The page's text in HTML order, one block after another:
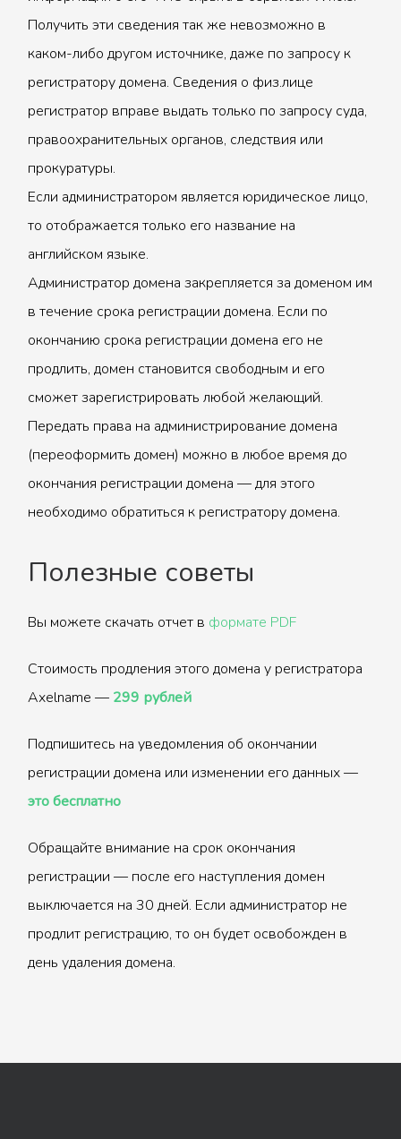
Получить эти сведения так же невозможно в
каком-либо другом источнике, даже по запросу к
регистратору домена. Сведения о физ.лице
регистратор вправе выдать только по запросу суда,
правоохранительных органов, следствия или
прокуратуры.
Если администратором является юридическое лицо,
то отображается только его название на
английском языке.
Администратор домена закрепляется за доменом им
в течение срока регистрации домена. Если по
окончанию срока регистрации домена его не
продлить, домен становится свободным и его
сможет зарегистрировать любой желающий.
Передать права на администрирование домена
(переоформить домен) можно в любое время до
окончания регистрации домена — для этого
необходимо обратиться к регистратору домена.
Полезные советы
Вы можете скачать отчет в формате PDF
Стоимость продления этого домена у регистратора
Axelname — 299 рублей
Подпишитесь на уведомления об окончании
регистрации домена или изменении его данных —
это бесплатно
Обращайте внимание на срок окончания
регистрации — после его наступления домен
выключается на 30 дней. Если администратор не
продлит регистрацию, то он будет освобожден в
день удаления домена.